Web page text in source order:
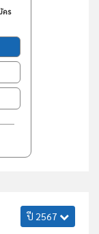
คร
ปี 2567